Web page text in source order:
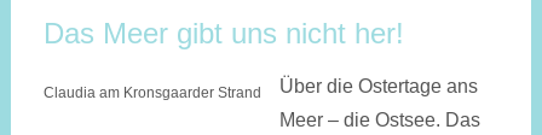
Das Meer gibt uns nicht her!
Claudia am Kronsgaarder Strand
Über die Ostertage ans
Meer – die Ostsee. Das